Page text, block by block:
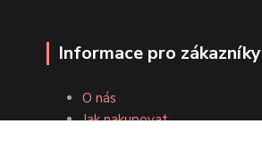
Informace pro zákazníky
O nás
Jak nakupovat